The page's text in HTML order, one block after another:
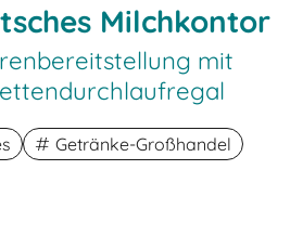
Milchkontor
mit
Getränke-Großhandel